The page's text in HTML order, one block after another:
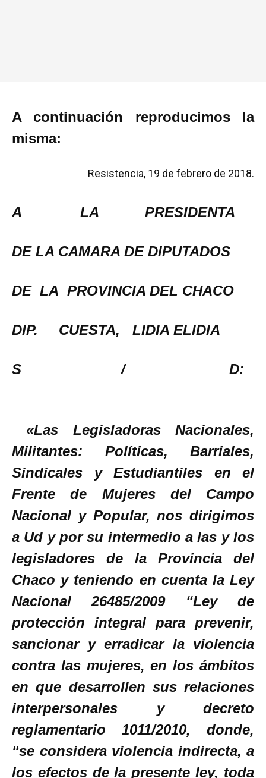
A continuación reproducimos la
misma:
Resistencia, 19 de febrero de 2018.
A LA PRESIDENTA
DE LA CAMARA DE DIPUTADOS
DE LA PROVINCIA DEL CHACO
DIP. CUESTA, LIDIA ELIDIA
S / D:
«Las Legisladoras Nacionales,
Militantes: Políticas, Barriales,
Sindicales y Estudiantiles en el
Frente de Mujeres del Campo
Nacional y Popular, nos dirigimos
a Ud y por su intermedio a las y los
legisladores de la Provincia del
Chaco y teniendo en cuenta la Ley
Nacional 26485/2009 “Ley de
protección integral para prevenir,
sancionar y erradicar la violencia
contra las mujeres, en los ámbitos
en que desarrollen sus relaciones
interpersonales y decreto
reglamentario 1011/2010, donde,
“se considera violencia indirecta, a
los efectos de la presente ley, toda